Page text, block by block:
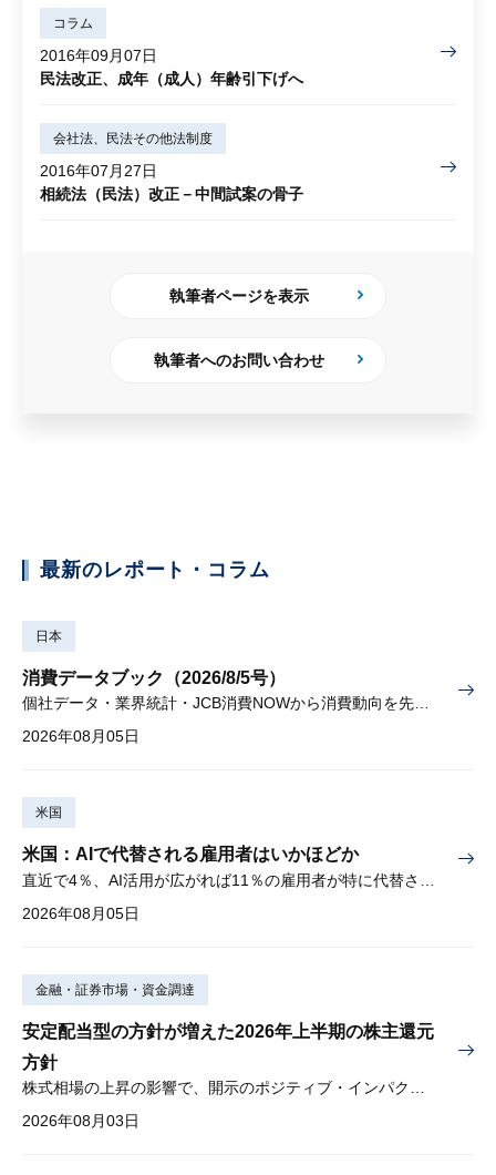
コラム
2016年09月07日
民法改正、成年（成人）年齢引下げへ
会社法、民法その他法制度
2016年07月27日
相続法（民法）改正－中間試案の骨子
執筆者ページを表示
執筆者へのお問い合わせ
最新のレポート・コラム
日本
消費データブック（2026/8/5号）
個社データ・業界統計・JCB消費NOWから消費動向を先取り
2026年08月05日
米国
米国：AIで代替される雇用者はいかほどか
2026年08月05日
金融・証券市場・資金調達
安定配当型の方針が増えた2026年上半期の株主還元
方針
株式相場の上昇の影響で、開示のポジティブ・インパクトは低下
2026年08月03日